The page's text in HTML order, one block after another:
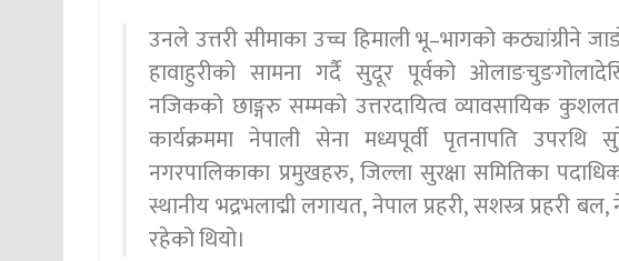
उनले उत्तरी सीमाका उच्च हिमाली भू–भागको कठ्यांग्रीने
हावाहुरीको सामना गर्दै सुदूर पूर्वको
नजिकको छाङ्गरु सम्मको उत्तरदायित्व व्यावसायिक
कार्यक्रममा नेपाली सेना मध्यपूर्वी पृतनापति उपरथि
नगरपालिकाका प्रमुखहरु, जिल्ला सुरक्षा समितिका
स्थानीय भद्रभलाद्मी लगायत, नेपाल प्रहरी, सशस्त्र प्रहरी
रहेको थियो।